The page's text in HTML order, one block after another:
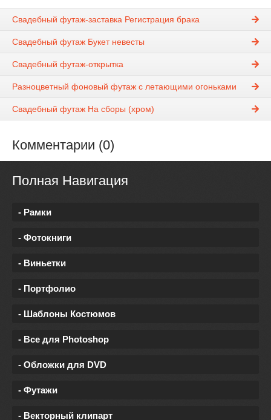
Свадебный футаж-заставка Регистрация брака
Свадебный футаж Букет невесты
Свадебный футаж-открытка
Разноцветный фоновый футаж с летающими огоньками
Свадебный футаж На сборы (хром)
Комментарии (0)
Полная Навигация
- Рамки
- Фотокниги
- Виньетки
- Портфолио
- Шаблоны Костюмов
- Все для Photoshop
- Обложки для DVD
- Футажи
- Векторный клипарт